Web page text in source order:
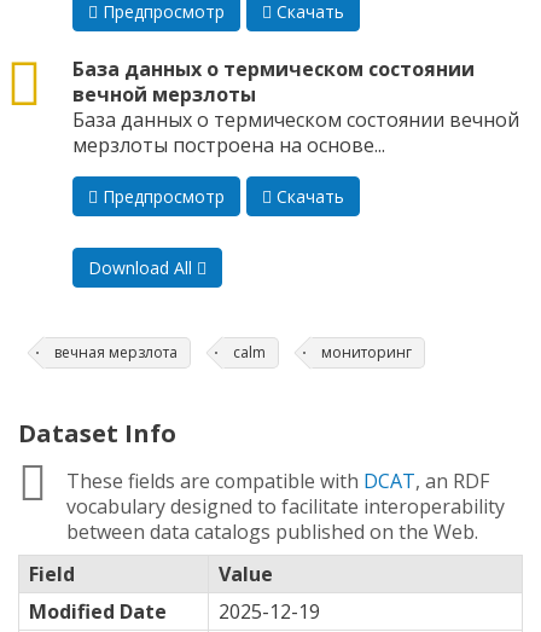
Предпросмотр Скачать
База данных о термическом состоянии
вечной мерзлоты
csv
База данных о термическом состоянии вечной
мерзлоты построена на основе...
Предпросмотр Скачать
Download All
вечная мерзлота calm мониторинг
Dataset Info
These fields are compatible with DCAT, an RDF
vocabulary designed to facilitate interoperability
between data catalogs published on the Web.
Field
Value
Modified Date
2025-12-19